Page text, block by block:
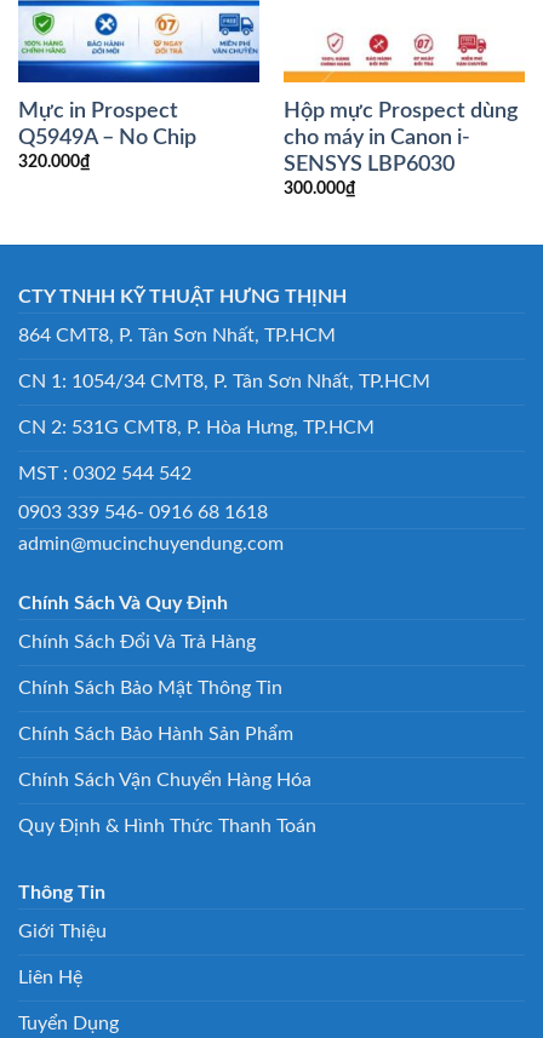
Mực in Prospect
Q5949A – No Chip
320.000₫
Hộp mực Prospect dùng
cho máy in Canon i-
SENSYS LBP6030
300.000₫
CTY TNHH KỸ THUẬT HƯNG THỊNH
864 CMT8, P. Tân Sơn Nhất, TP.HCM
CN 1: 1054/34 CMT8, P. Tân Sơn Nhất, TP.HCM
CN 2: 531G CMT8, P. Hòa Hưng, TP.HCM
MST : 0302 544 542
0903 339 546- 0916 68 1618
admin@mucinchuyendung.com
Chính Sách Và Quy Định
Chính Sách Đổi Và Trả Hàng
Chính Sách Bảo Mật Thông Tin
Chính Sách Bảo Hành Sản Phẩm
Chính Sách Vận Chuyển Hàng Hóa
Quy Định & Hình Thức Thanh Toán
Thông Tin
Giới Thiệu
Liên Hệ
Tuyển Dụng